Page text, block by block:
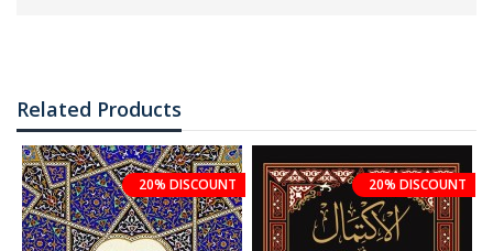
Related Products
20% DISCOUNT 20% DISCOUNT